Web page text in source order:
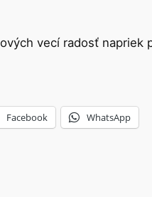
vecí radosť
Facebook WhatsApp